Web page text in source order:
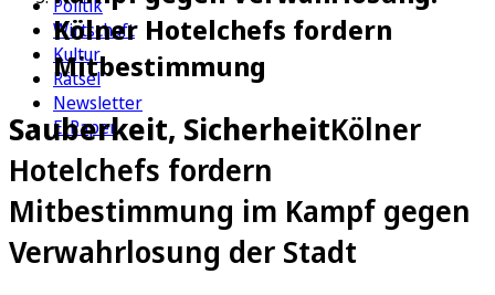
Politik
Wirtschaft
Kultur
Rätsel
Newsletter
E-Paper
Kölner Hotelchefs fordern
Mitbestimmung
Sauberkeit, SicherheitKölner
Hotelchefs fordern
Mitbestimmung im Kampf gegen
Verwahrlosung der Stadt